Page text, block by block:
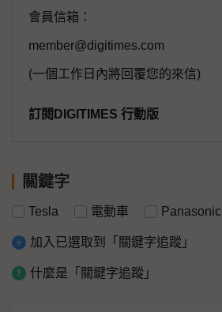
會員信箱：
member@digitimes.com
(一個工作日內將回覆您的來信)
訂閱DIGITIMES 行動版
關鍵字
Tesla 電動車 Panasonic
加入已選取到「關鍵字追蹤」
什麼是「關鍵字追蹤」